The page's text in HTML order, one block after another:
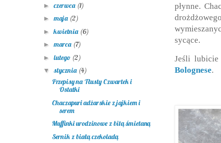
płynne.
sycące.
Jeśli
Bolognese.
►czerwca (1)
►maja (2)
►kwietnia (6)
►marca (7)
► lutego (2)
▼ stycznia (4)
Przepisy na Tłusty Czwartek i
Ostatki
Chaczapuri adżarskie z jajkiem i
serem
Muffinki urodzinowe z bitą śmietaną
Sernik z białą czekoladą